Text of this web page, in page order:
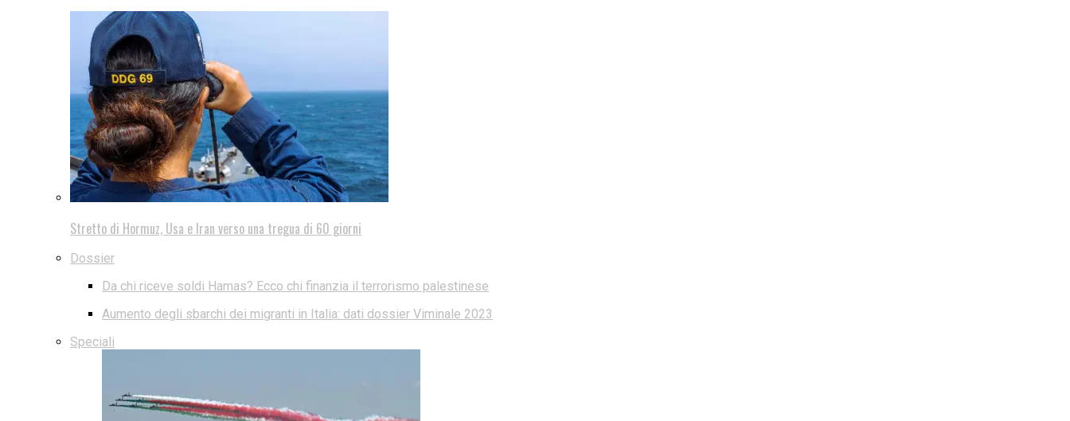
Stretto di Hormuz, Usa e Iran verso una tregua di 60 giorni
Dossier
Da chi riceve soldi Hamas? Ecco chi finanzia il terrorismo palestinese
Aumento degli sbarchi dei migranti in Italia: dati dossier Viminale 2023
Speciali